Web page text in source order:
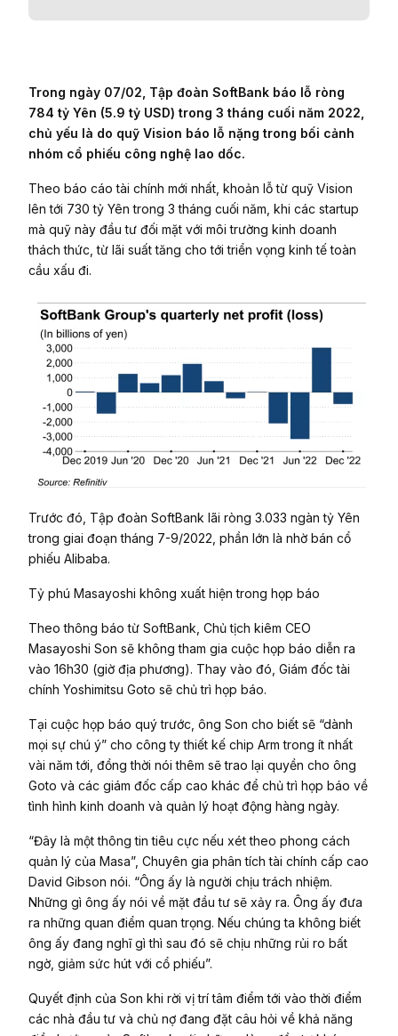
Trong ngày 07/02, Tập đoàn SoftBank báo lỗ ròng
784 tỷ Yên (5.9 tỷ USD) trong 3 tháng cuối năm 2022,
chủ yếu là do quỹ Vision báo lỗ nặng trong bối cảnh
nhóm cổ phiếu công nghệ lao dốc.
Theo báo cáo tài chính mới nhất, khoản lỗ từ quỹ Vision
lên tới 730 tỷ Yên trong 3 tháng cuối năm, khi các startup
mà quỹ này đầu tư đối mặt với môi trường kinh doanh
thách thức, từ lãi suất tăng cho tới triển vọng kinh tế toàn
cầu xấu đi.
Trước đó, Tập đoàn SoftBank lãi ròng 3.033 ngàn tỷ Yên
trong giai đoạn tháng 7-9/2022, phần lớn là nhờ bán cổ
phiếu Alibaba.
Tỷ phú Masayoshi không xuất hiện trong họp báo
Theo thông báo từ SoftBank, Chủ tịch kiêm CEO
Masayoshi Son sẽ không tham gia cuộc họp báo diễn ra
vào 16h30 (giờ địa phương). Thay vào đó, Giám đốc tài
chính Yoshimitsu Goto sẽ chủ trì họp báo.
Tại cuộc họp báo quý trước, ông Son cho biết sẽ “dành
mọi sự chú ý” cho công ty thiết kế chip Arm trong ít nhất
vài năm tới, đồng thời nói thêm sẽ trao lại quyền cho ông
Goto và các giám đốc cấp cao khác để chủ trì họp báo về
tình hình kinh doanh và quản lý hoạt động hàng ngày.
“Đây là một thông tin tiêu cực nếu xét theo phong cách
quản lý của Masa”, Chuyên gia phân tích tài chính cấp cao
David Gibson nói. “Ông ấy là người chịu trách nhiệm.
Những gì ông ấy nói về mặt đầu tư sẽ xảy ra. Ông ấy đưa
ra những quan điểm quan trọng. Nếu chúng ta không biết
ông ấy đang nghĩ gì thì sau đó sẽ chịu những rủi ro bất
ngờ, giảm sức hút với cổ phiếu”.
Quyết định của Son khi rời vị trí tâm điểm tới vào thời điểm
các nhà đầu tư và chủ nợ đang đặt câu hỏi về khả năng